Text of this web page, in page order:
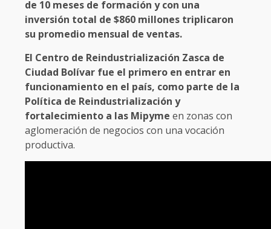
de 10 meses de formación y con una
inversión total de $860 millones triplicaron
su promedio mensual de ventas.
El Centro de Reindustrialización Zasca de
Ciudad Bolívar fue el primero en entrar en
funcionamiento en el país, como parte de la
Política de Reindustrialización y
fortalecimiento a las Mipyme en zonas con
aglomeración de negocios con una vocación
productiva.